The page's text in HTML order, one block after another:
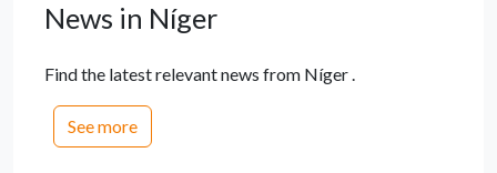
News in Níger
Find the latest relevant news from Níger .
See more